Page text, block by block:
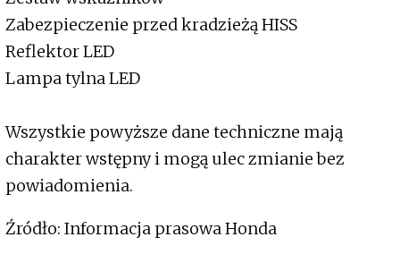
Zabezpieczenie przed kradzieżą HISS
Reflektor LED
Lampa tylna LED
Wszystkie powyższe dane techniczne mają
charakter wstępny i mogą ulec zmianie bez
powiadomienia.
Źródło: Informacja prasowa Honda